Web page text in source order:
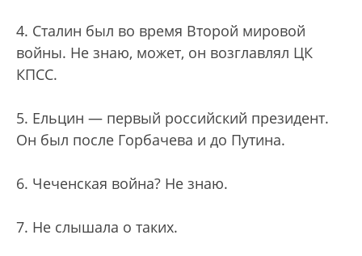
4. Сталин был во время Второй мировой
войны. Не знаю, может, он возглавлял ЦК
КПСС.
5. Ельцин — первый российский президент.
Он был после Горбачева и до Путина.
6. Чеченская война? Не знаю.
7. Не слышала о таких.